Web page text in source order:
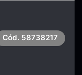
Cód. 58738217